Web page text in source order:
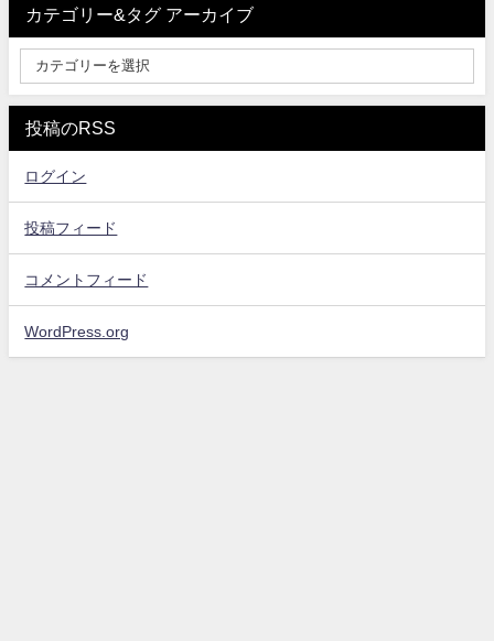
カテゴリー&タグ アーカイブ
投稿のRSS
ログイン
投稿フィード
コメントフィード
WordPress.org